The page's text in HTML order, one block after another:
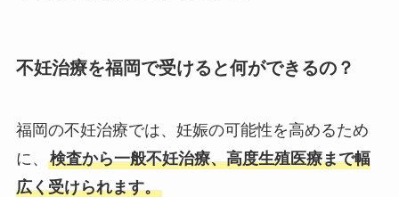
不妊治療を福岡で受けると何ができるの？
福岡の不妊治療では、妊娠の可能性を高めるため
に、 検査から一般不妊治療、高度生殖医療まで幅
広く受けられます。